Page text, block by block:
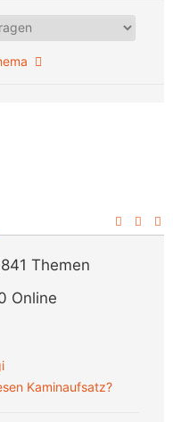
Themen
Online
Kaminaufsatz?